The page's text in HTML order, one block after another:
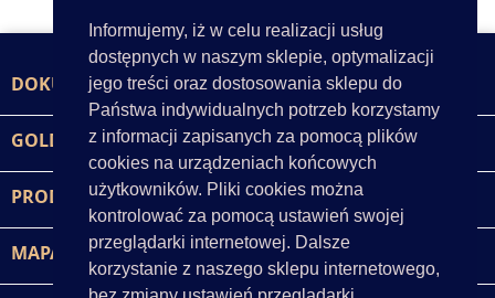
Informujemy, iż w celu realizacji usług
dostępnych w naszym sklepie, optymalizacji
jego treści oraz dostosowania sklepu do
Państwa indywidualnych potrzeb korzystamy
z informacji zapisanych za pomocą plików
cookies na urządzeniach końcowych
użytkowników. Pliki cookies można
kontrolować za pomocą ustawień swojej
przeglądarki internetowej. Dalsze
korzystanie z naszego sklepu internetowego,
DOKUMENTY
GOLD-POL
PRODUKTY
MAPA STRONY